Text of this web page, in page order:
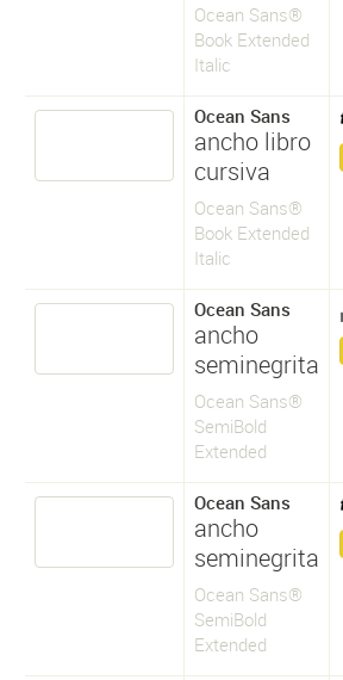
Ocean Sans®
Book Extended
Italic
Ocean Sans
ancho libro
cursiva
Ocean Sans®
Book Extended
Italic
Ocean Sans
ancho
seminegrita
Ocean Sans®
SemiBold
Extended
Ocean Sans
ancho
seminegrita
Ocean Sans®
SemiBold
Extended